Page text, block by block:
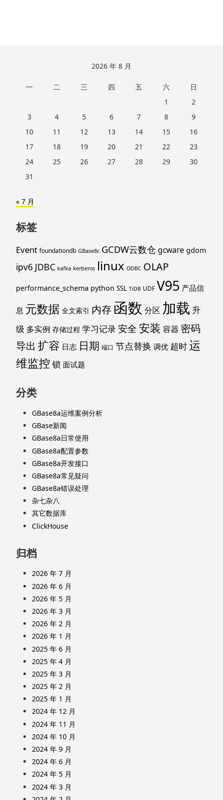
2026 年 8 月
一 二 三 四 五 六
日
1
2
3
4 5 6 7 8
9
10
11 12 13 14 15
16
17
18 19 20 21 22
23
24
25 26 27 28 29
30
31
« 7 月
标签
Event foundationdb GBase8c GCDW云数仓 gcware gdom
ipv6 JDBC kafka kerberos linux ODBC OLAP
performance_schema python SSL TiDB UDF V95 产品信
息 元数据 全文索引 内存函数 分区 加载 升
级 多实例 存储过程 学习记录安全安装 容器 密码
导出 扩容 日志 日期 端口 节点替换 调优 超时运
维监控 锁 面试题
分类
GBase8a运维案例分析
GBase新闻
GBase8a日常使用
GBase8a配置参数
GBase8a开发接口
GBase8a常见疑问
GBase8a错误处理
杂七杂八
其它数据库
ClickHouse
归档
2026 年 7 月
2026 年 6 月
2026 年 5 月
2026 年 3 月
2026 年 2 月
2026 年 1 月
2025 年 6 月
2025 年 4 月
2025 年 3 月
2025 年 2 月
2025 年 1 月
2024 年 12 月
2024 年 11 月
2024 年 10 月
2024 年 9 月
2024 年 6 月
2024 年 5 月
2024 年 3 月